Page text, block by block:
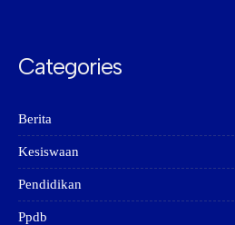
Categories
Berita
Kesiswaan
Pendidikan
Ppdb